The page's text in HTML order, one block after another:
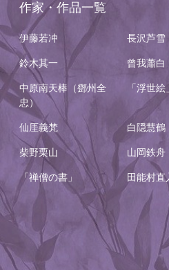
作家・作品一覧
伊藤若冲 長沢芦雪
鈴木其一 曾我蕭白
中原南天棒（鄧州全
忠）
「浮世絵」
仙厓義梵 白隠慧鶴
柴野栗山 山岡鉄舟
「禅僧の書」 田能村直